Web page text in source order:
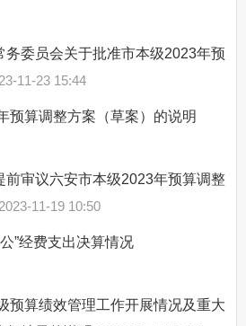
务委员会关于批准市本级2023年预
11-23 15:44
预算调整方案（草案）的说明
前审议六安市本级2023年预算调整
2023-11-19 10:50
”经费支出决算情况
预算绩效管理工作开展情况及重大